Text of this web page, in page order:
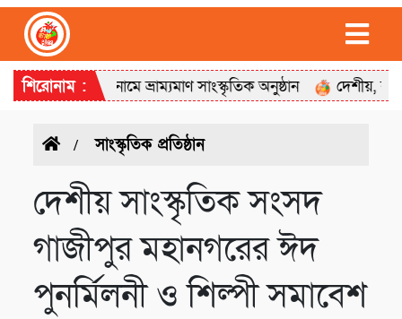
শিরোনাম :
শিরোনামে ভ্রাম্যমাণ সাংস্কৃতিক অনুষ্ঠান দেশীয়, বগুড়া
সাংস্কৃতিক প্রতিষ্ঠান
দেশীয় সাংস্কৃতিক সংসদ
গাজীপুর মহানগরের ঈদ
পুনর্মিলনী ও শিল্পী সমাবেশ